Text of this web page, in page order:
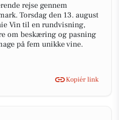
rejse gennem
Torsdag den 13. august
Vin til en rundvisning,
om beskæring og pasning
på fem unikke vine.
Kopiér link